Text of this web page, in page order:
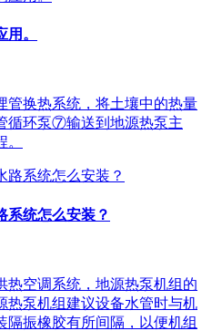
。
管换热系统，将土壤中的热量
循环泵⑦输送到地源热泵主
系统怎么安装？
热空调系统，地源热泵机组的
热泵机组建议设备水管时与机
隔振橡胶有所间隔，以便机组